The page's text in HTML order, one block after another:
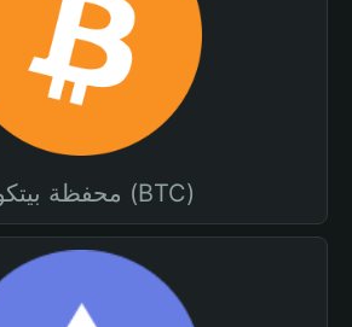
محفظة بيتكوين (BTC)